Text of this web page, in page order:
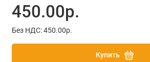
450.00р.
Без НДС: 450.00р.
Купить